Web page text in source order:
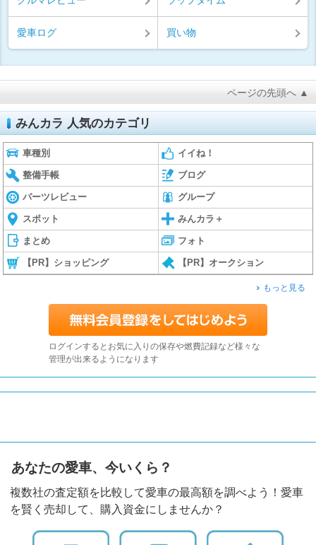
愛車ログ 買い物
ページの先頭へ ▲
みんカラ 人気のカテゴリ
車種別 イイね！
整備手帳 ブログ
パーツレビュー グループ
スポット みんカラ＋
まとめ フォト
【PR】ショッピング 【PR】オークション
もっと見る
ログインするとお気に入りの保存や燃費記録など様々な
管理が出来るようになります
あなたの愛車、今いくら？
複数社の査定額を比較して愛車の最高額を調べよう！愛車
を賢く売却して、購入資金にしませんか？